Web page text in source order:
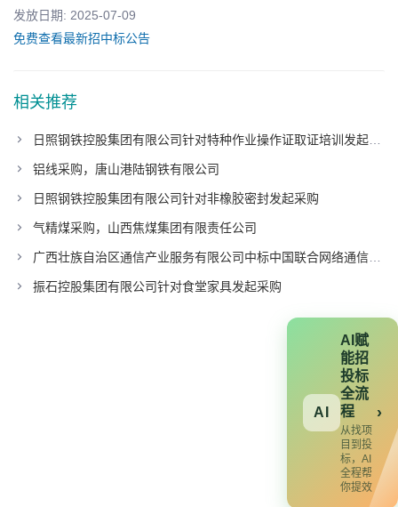
发放日期: 2025-07-09
免费查看最新招中标公告
相关推荐
日照钢铁控股集团有限公司针对特种作业操作证取证培训发起采购
铝线采购，唐山港陆钢铁有限公司
日照钢铁控股集团有限公司针对非橡胶密封发起采购
气精煤采购，山西焦煤集团有限责任公司
广西壮族自治区通信产业服务有限公司中标中国联合网络通信有限公司广东省分公司项目
振石控股集团有限公司针对食堂家具发起采购
AI
AI赋
能招
投标
全流
程
从找项
目到投
标，AI
全程帮
你提效
›